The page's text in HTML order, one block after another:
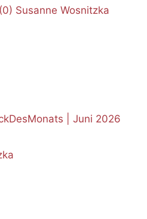
(0) Susanne Wosnitzka
| Juni 2026